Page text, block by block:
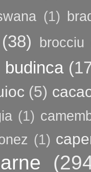
(1)
(38) brocciu
budinca
(5)
(1)
(1)